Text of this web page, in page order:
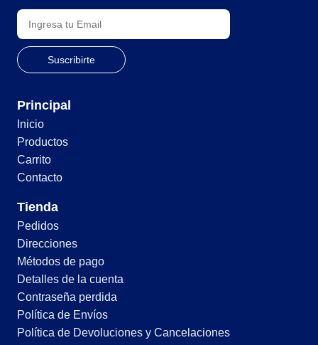
Principal
Inicio
Productos
Carrito
Contacto
Tienda
Pedidos
Direcciones
Métodos de pago
Detalles de la cuenta
Contraseña perdida
Política de Envíos
Política de Devoluciones y Cancelaciones